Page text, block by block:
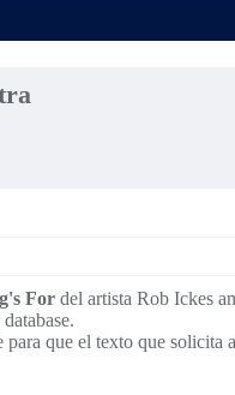
For del artista Rob Ickes
que el texto que solicita